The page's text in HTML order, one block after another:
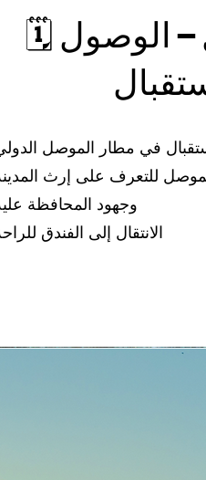
🗓 اليوم الأول – الوصول
في مطار الموصل
للتعرف على إرث
وجهود المحافظة
الانتقال إلى الفندق